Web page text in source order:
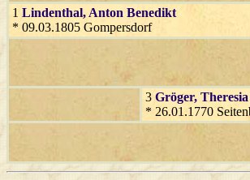
1 Lindenthal, Anton Benedikt
* 09.03.1805 Gompersdorf
3 Gröger, Theresia
* 26.01.1770